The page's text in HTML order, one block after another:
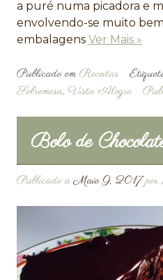
a puré numa picadora e
envolvendo-se muito
embalagens Ver Mais »
Publicado emReceitas
Sobremesa, Vista Alegre
Bolo de
Publicado aMaio 9, 2017por